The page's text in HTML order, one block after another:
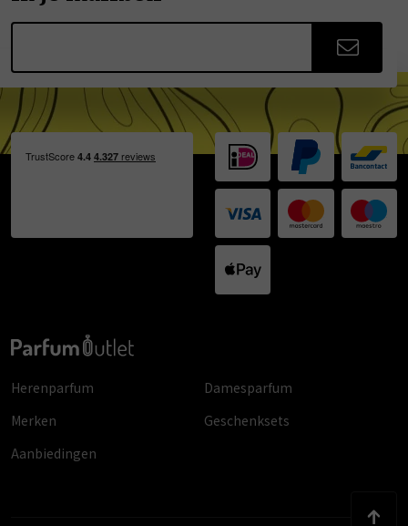
Herenparfum
Damesparfum
Merken
Geschenksets
Aanbiedingen